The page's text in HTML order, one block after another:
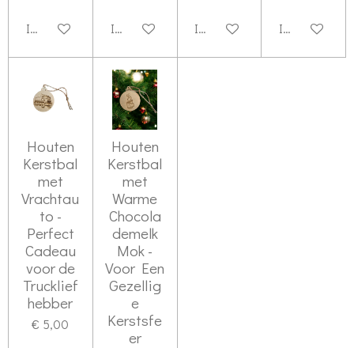
In winkelwagen In winkelwagen In winkelwagen In
Houten
Kerstbal
met
Vrachtau
to -
Perfect
Cadeau
voor de
Trucklief
hebber
€ 5,00
Houten
Kerstbal
met
Warme
Chocola
demelk
Mok -
Voor Een
Gezellig
e
Kerstsfe
er